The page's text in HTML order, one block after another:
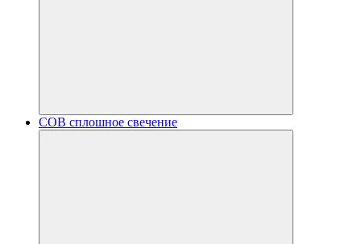
COB сплошное свечение